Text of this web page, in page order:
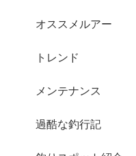
オススメルアー
トレンド
メンテナンス
過酷な釣行記